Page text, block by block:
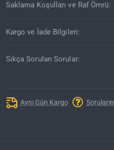
Saklama Koşulları ve Raf Ömrü:
Kargo ve İade Bilgileri:
Sıkça Sorulan Sorular:
Aynı Gün Kargo